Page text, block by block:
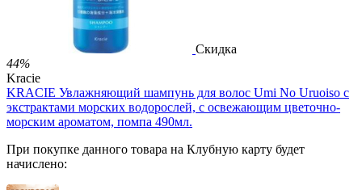
Скидка
44%
Kracie
KRACIE Увлажняющий шампунь для волос Umi No Uruoiso с
экстрактами морских водорослей, с освежающим цветочно-
морским ароматом, помпа 490мл.
При покупке данного товара на Клубную карту будет
начислено: